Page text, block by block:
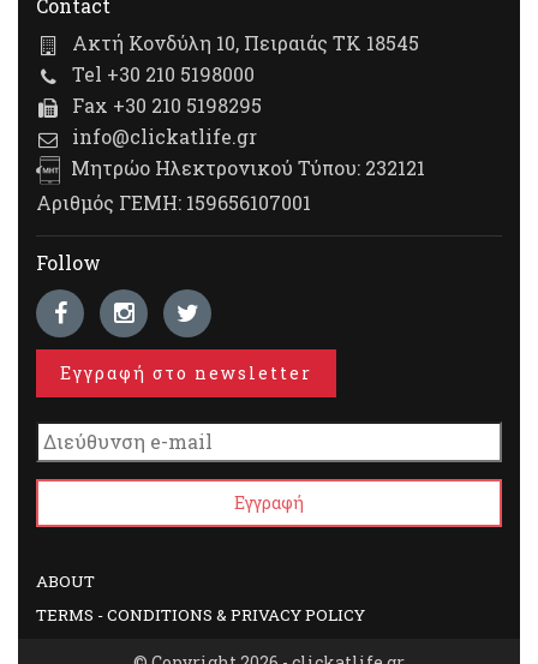
Contact
Ακτή Κονδύλη 10, Πειραιάς ΤΚ 18545
Tel +30 210 5198000
Fax +30 210 5198295
info@clickatlife.gr
Μητρώο Ηλεκτρονικού Τύπου: 232121
Αριθμός ΓΕΜΗ: 159656107001
Follow
Εγγραφή στο newsletter
ABOUT
TERMS - CONDITIONS & PRIVACY POLICY